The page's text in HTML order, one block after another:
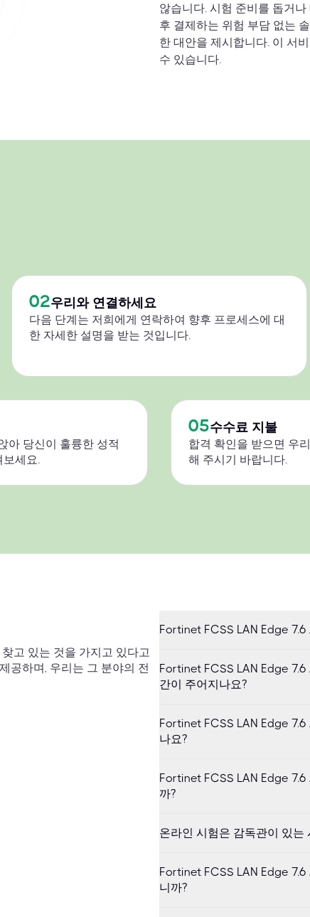
않습니다. 시험 준비를 돕거
후 결제하는 위험 부담 없는
한 대안을 제시합니다. 이 서
수 있습니다.
02우리와 연결하세요
다음 단계는 저희에게 연락하여 향후 프로세스에 대
한 자세한 설명을 받는 것입니다.
아 당신이 훌륭한 성적
보세요.
05수수료 지불
합격 확인을 받으면 우
해 주시기 바랍니다.
고 있는 것을 가지고 있다고
공하며, 우리는 그 분야의 전
Fortinet FCSS LAN Edge
Fortinet FCSS LAN Edge
간이 주어지나요?
Fortinet FCSS LAN Edge
나요?
Fortinet FCSS LAN Edge
까?
온라인 시험은 감독관이 있는
Fortinet FCSS LAN Edge
니까?